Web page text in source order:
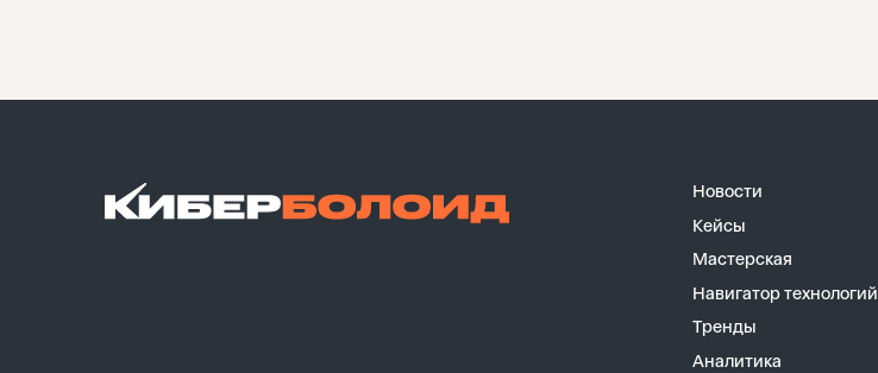
Новости
Кейсы
Мастерская
Навигатор технологий
Тренды
Аналитика